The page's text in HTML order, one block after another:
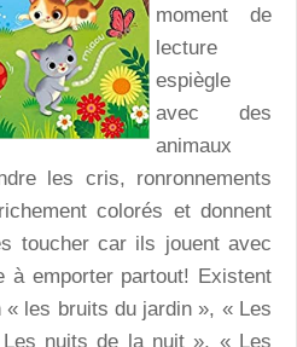
moment de
lecture
espiègle
avec des
animaux
les cris, ronronnements
colorés et donnent
toucher car ils jouent avec
emporter partout! Existent
les bruits du jardin », « Les
nuits de la nuit », « Les